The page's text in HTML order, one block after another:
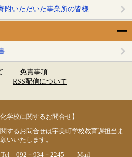
附いただいた事業所の皆様
免責事項
RSS配信について
学校に関するお問合せ】
するお問合せは宇美町学校教育課担当ま
いいたします。
Tel 092－934－2245 Mail